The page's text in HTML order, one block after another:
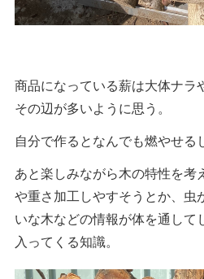
商品になっている薪は大体ナラ
その辺が多いように思う。
自分で作るとなんでも燃やせる
あと楽しみながら木の特性を考
や重さ加工しやすそうとか、虫
いな木などの情報が体を通して
入ってくる知識。